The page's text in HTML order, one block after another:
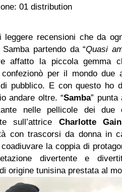
01 distribution
leggere recensioni che da
partendo da “Quasi
affatto la piccola gemma
confezionò per il mondo due
pubblico. E con questo ho
andare oltre. “Samba” punta
nelle pellicole dei due
sull’attrice Charlotte
con trascorsi da donna in
la coppia di
divertente e
origine tunisina prestata al